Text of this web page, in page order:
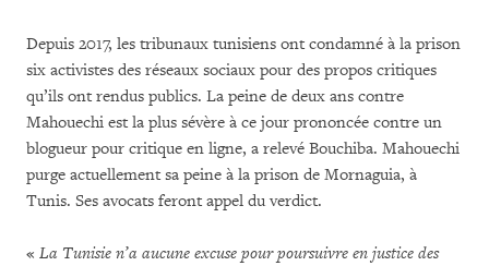
Depuis 2017, les tribunaux tunisiens ont condamné à la prison
six activistes des réseaux sociaux pour des propos critiques
qu’ils ont rendus publics. La peine de deux ans contre
Mahouechi est la plus sévère à ce jour prononcée contre un
blogueur pour critique en ligne, a relevé Bouchiba. Mahouechi
purge actuellement sa peine à la prison de Mornaguia, à
Tunis. Ses avocats feront appel du verdict.
« La Tunisie n’a aucune excuse pour poursuivre en justice des